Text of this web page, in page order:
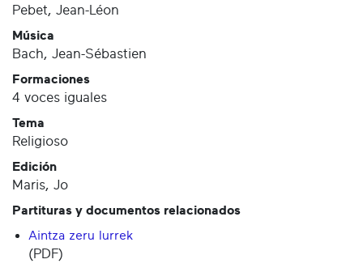
Pebet, Jean-Léon
Música
Bach, Jean-Sébastien
Formaciones
4 voces iguales
Tema
Religioso
Edición
Maris, Jo
Partituras y documentos relacionados
Aintza zeru lurrek
(PDF)